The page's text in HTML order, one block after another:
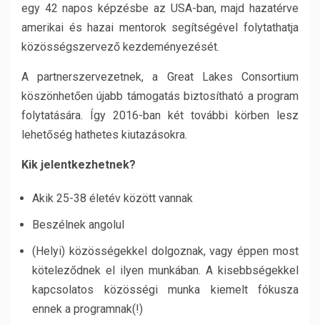
egy 42 napos képzésbe az USA-ban, majd hazatérve
amerikai és hazai mentorok segítségével folytathatja
közösségszervező kezdeményezését.
A partnerszervezetnek, a Great Lakes Consortium
köszönhetően újabb támogatás biztosítható a program
folytatására. Így 2016-ban két további körben lesz
lehetőség hathetes kiutazásokra.
Kik jelentkezhetnek?
Akik 25-38 életév között vannak
Beszélnek angolul
(Helyi) közösségekkel dolgoznak, vagy éppen most
köteleződnek el ilyen munkában. A kisebbségekkel
kapcsolatos közösségi munka kiemelt fókusza
ennek a programnak(!)